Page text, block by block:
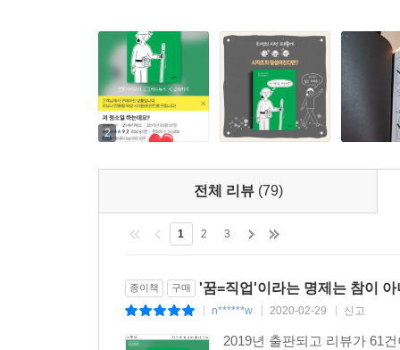
그래서 신경은 쓰였지만 견뎠던 것 같아요.
아니라고 말한다고 정말 신경 안 쓰이는 게 아니란
근데 어떡해? 난 계속하고 싶은걸.
그래서 전 이김보다 견딤을 택했어요.
이길 수 있는 사람이라면 그 선택을,
하지만 이기질 못한다면
자신의 판단에 믿음을 가지고 견뎌보는 것도 좋은
어쨌든 결론적으로! 시선 때문에 포기하진 마세요!
2
전체 리뷰 (79)
1 2 3
종이책 구매 '꿈=직업'이라는 명제는 참이 아
n******w 2020-02-29 신고
2019년 출판되고 리뷰가 61